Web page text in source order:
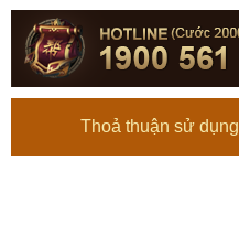
Thoả thuận sử dụng